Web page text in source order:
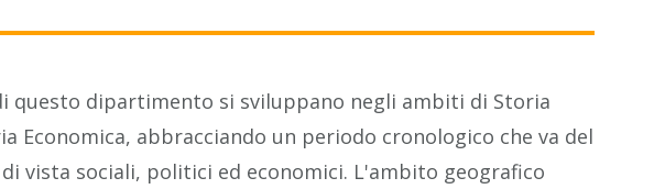
questo dipartimento si sviluppano negli ambiti di Storia
Economica, abbracciando un periodo cronologico che va del
vista sociali, politici ed economici. L'ambito geografico